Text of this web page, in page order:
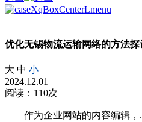
优化无锡物流运输网络的方法探
大 中 小
2024.12.01
阅读：110次
作为企业网站的内容编辑